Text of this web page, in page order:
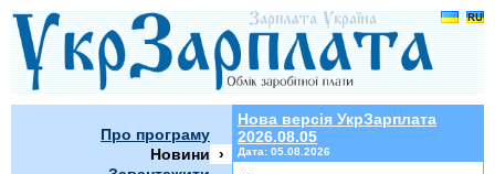
Про програму
Новини
Новини
Нова версія УкрЗарплата
2026.08.05
Дата: 05.08.2026